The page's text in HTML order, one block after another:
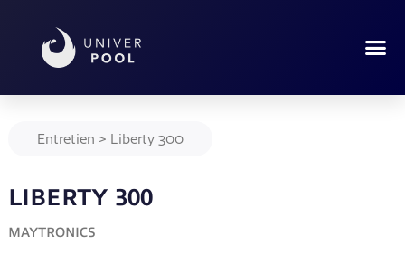
Entretien > Liberty 300
LIBERTY 300
MAYTRONICS